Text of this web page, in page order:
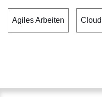
Agiles Arbeiten Cloud